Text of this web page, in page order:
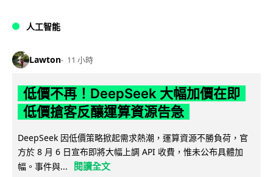
人工智能
Lawton 11 小時
低價不再！DeepSeek 大幅加價在即
低價搶客反釀運算資源告急
DeepSeek 因低價策略掀起需求熱潮，運算資源不勝負荷，官
方於 8 月 6 日宣布即將大幅上調 API 收費，惟未公布具體加
幅。事件與...
閱讀全文